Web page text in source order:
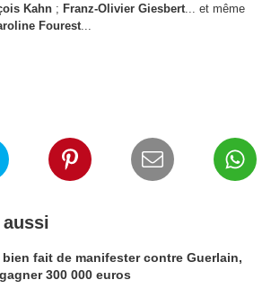
Kahn ; Franz-Olivier Giesbert... et même
Fourest...
aussi
bien fait de manifester contre Guerlain,
300 000 euros